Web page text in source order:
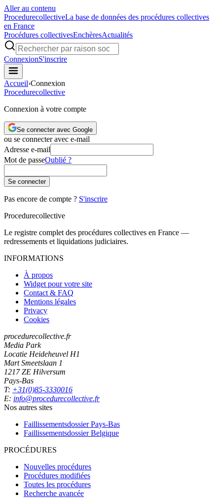
Aller au contenu
ProcedurecollectiveLa base de données des procédures collectives
en France
Procédures collectivesEnchèresActualités
ConnexionS'inscrire
Accueil›Connexion
Procedurecollective
Connexion à votre compte
Se connecter avec Google
ou se connecter avec e-mail
Adresse e-mail
Mot de passeOublié ?
Se connecter
Pas encore de compte ? S'inscrire
Procedurecollective
Le registre complet des procédures collectives en France —
redressements et liquidations judiciaires.
INFORMATIONS
À propos
Widget pour votre site
Contact & FAQ
Mentions légales
Privacy
Cookies
procedurecollective.fr
Media Park
Locatie Heideheuvel H1
Mart Smeetslaan 1
1217 ZE Hilversum
Pays-Bas
T: +31(0)85-3330016
E: info@procedurecollective.fr
Nos autres sites
Faillissementsdossier Pays-Bas
Faillissementsdossier Belgique
PROCÉDURES
Nouvelles procédures
Procédures modifiées
Toutes les procédures
Recherche avancée